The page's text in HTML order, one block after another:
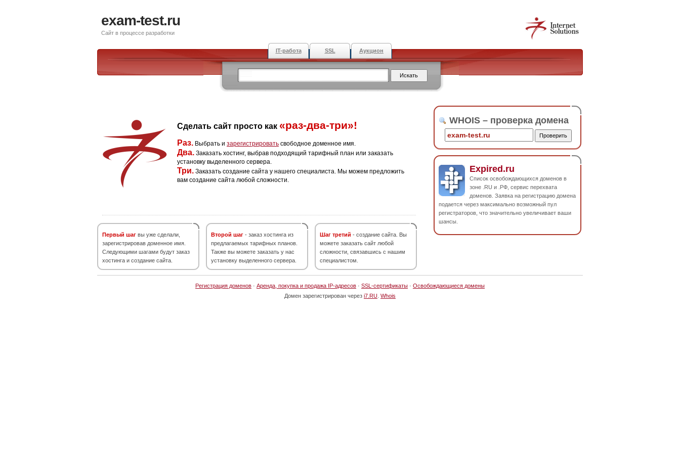
exam-test.ru
Сайт в процессе разработки
IT-работа SSL Аукцион
Сделать сайт просто как «раз-два-три»!
Раз. Выбрать и зарегистрировать свободное доменное имя.
Два. Заказать хостинг, выбрав подходящий тарифный план или заказать
установку выделенного сервера.
Три. Заказать создание сайта у нашего специалиста. Мы можем предложить
вам создание сайта любой сложности.
Первый шаг вы уже сделали,
зарегистрировав доменное имя.
Следующими шагами будут заказ
хостинга и создание сайта.
Второй шаг - заказ хостинга из
предлагаемых тарифных планов.
Также вы можете заказать у нас
установку выделенного сервера.
Шаг третий - создание сайта. Вы
можете заказать сайт любой
сложности, связавшись с нашим
специалистом.
WHOIS – проверка домена
Expired.ru
Список освобождающихся доменов в
зоне .RU и .РФ, сервис перехвата
доменов. Заявка на регистрацию домена
подается через максимально возможный пул
регистраторов, что значительно увеличивает ваши
шансы.
Регистрация доменов · Аренда, покупка и продажа IP-адресов · SSL-сертификаты · Освобождающиеся домены
Домен зарегистрирован через i7.RU Whois